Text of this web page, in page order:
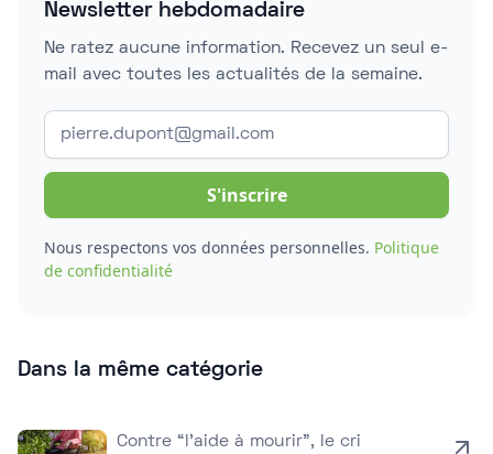
Newsletter hebdomadaire
Ne ratez aucune information. Recevez un seul e-
mail avec toutes les actualités de la semaine.
Nous respectons vos données personnelles. Politique
de confidentialité
Dans la même catégorie
Contre “l’aide à mourir”, le cri